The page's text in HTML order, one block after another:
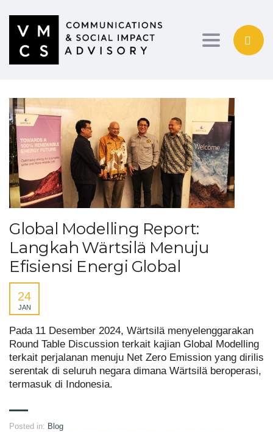
Toggle
Global Modelling Report:
Langkah Wärtsilä Menuju
Efisiensi Energi Global
24
JAN
Pada 11 Desember 2024, Wärtsilä menyelenggarakan
Round Table Discussion terkait kajian Global Modelling
terkait perjalanan menuju Net Zero Emission yang dirilis
serentak di seluruh negara dimana Wärtsilä beroperasi,
termasuk di Indonesia.
Posted in: Blog